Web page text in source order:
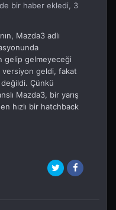
bir haber ekledi, 3
Mazda3 adlı
gelip gelmeyeceği
geldi, fakat
Çünkü
Mazda3, bir yarış
hızlı bir hatchback